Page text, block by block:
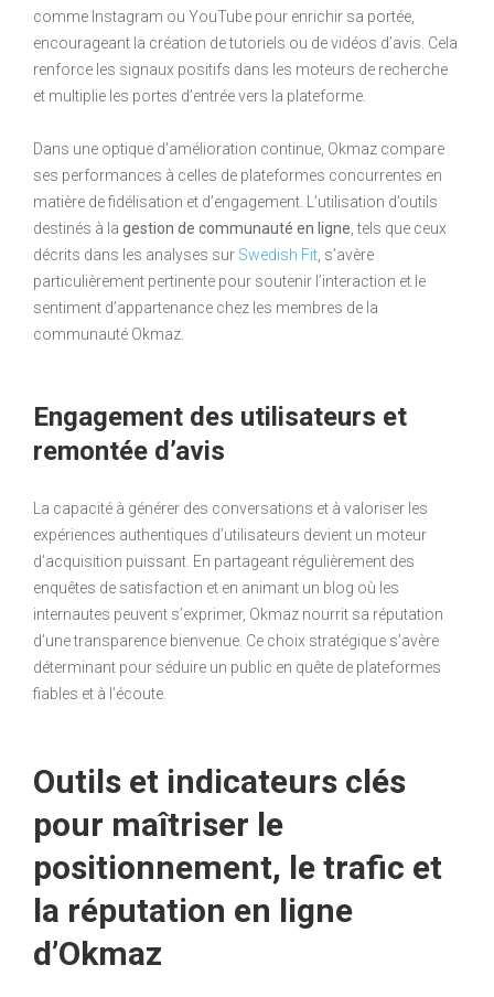
comme Instagram ou YouTube pour enrichir sa portée,
encourageant la création de tutoriels ou de vidéos d’avis. Cela
renforce les signaux positifs dans les moteurs de recherche
et multiplie les portes d’entrée vers la plateforme.
Dans une optique d’amélioration continue, Okmaz compare
ses performances à celles de plateformes concurrentes en
matière de fidélisation et d’engagement. L’utilisation d’outils
destinés à la gestion de communauté en ligne , tels que ceux
décrits dans les analyses sur Swedish Fit , s’avère
particulièrement pertinente pour soutenir l’interaction et le
sentiment d’appartenance chez les membres de la
communauté Okmaz.
Engagement des utilisateurs et
remontée d’avis
La capacité à générer des conversations et à valoriser les
expériences authentiques d’utilisateurs devient un moteur
d’acquisition puissant. En partageant régulièrement des
enquêtes de satisfaction et en animant un blog où les
internautes peuvent s’exprimer, Okmaz nourrit sa réputation
d’une transparence bienvenue. Ce choix stratégique s’avère
déterminant pour séduire un public en quête de plateformes
fiables et à l’écoute.
Outils et indicateurs clés
pour maîtriser le
positionnement, le trafic et
la réputation en ligne
d’Okmaz